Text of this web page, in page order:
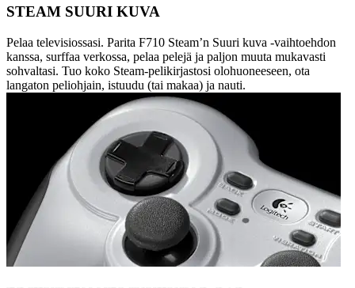
STEAM SUURI KUVA
Pelaa televisiossasi. Parita F710 Steam’n Suuri kuva -vaihtoehdon
kanssa, surffaa verkossa, pelaa pelejä ja paljon muuta mukavasti
sohvaltasi. Tuo koko Steam-pelikirjastosi olohuoneeseen, ota
langaton peliohjain, istuudu (tai makaa) ja nauti.